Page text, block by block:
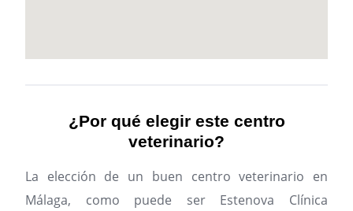
¿Por qué elegir este centro
veterinario?
La elección de un buen centro veterinario en
Málaga, como puede ser Estenova Clínica